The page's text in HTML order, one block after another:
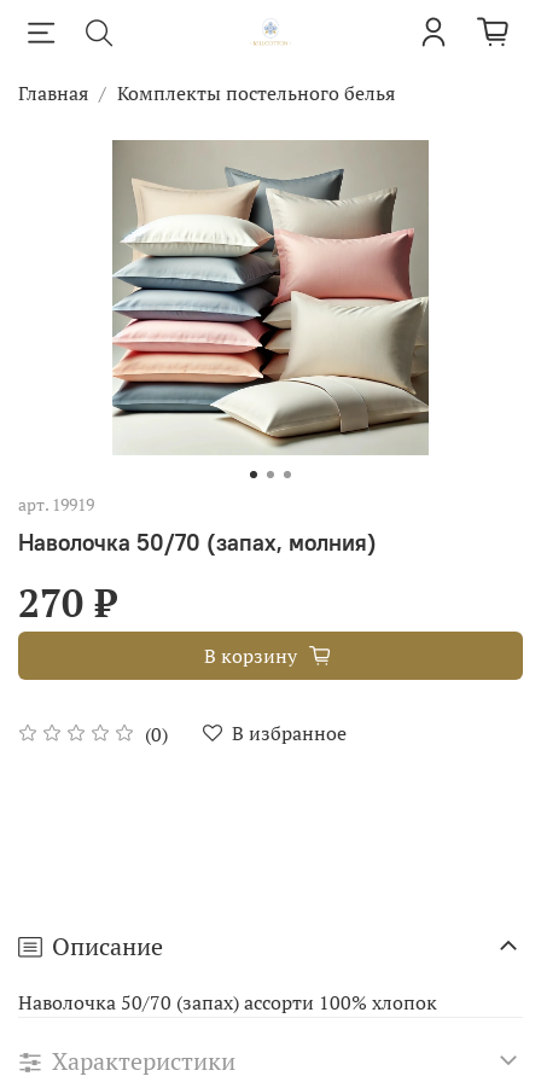
Главная Комплекты постельного белья
арт. 19919
Наволочка 50/70 (запах, молния)
(0) В избранное
270 ₽
В корзину
Описание
Наволочка 50/70 (запах) ассорти 100% хлопок
Характеристики